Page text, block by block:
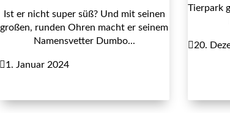
Ist er nicht super süß? Und mit seinen
großen, runden Ohren macht er seinem
Namensvetter Dumbo...
1. Januar 2024
Tierpark
20.